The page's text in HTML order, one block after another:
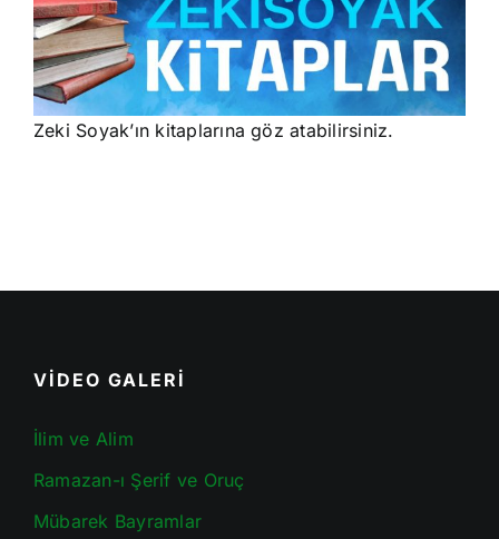
Zeki Soyak’ın kitaplarına göz atabilirsiniz.
VİDEO GALERİ
İlim ve Alim
Ramazan-ı Şerif ve Oruç
Mübarek Bayramlar